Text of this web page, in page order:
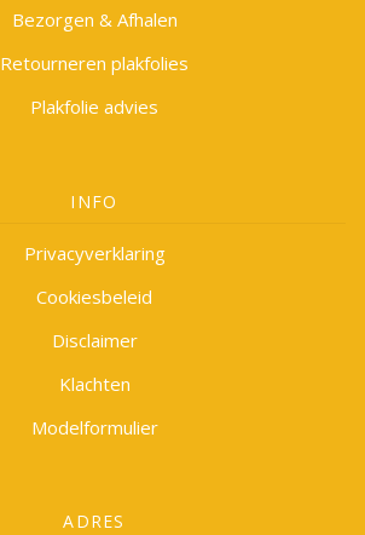
Bezorgen & Afhalen
Retourneren plakfolies
Plakfolie advies
INFO
Privacyverklaring
Cookiesbeleid
Disclaimer
Klachten
Modelformulier
ADRES